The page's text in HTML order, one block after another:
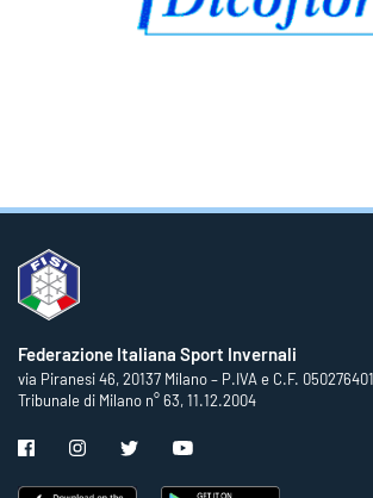
Federazione Italiana Sport Invernali
via Piranesi 46, 20137 Milano – P.IVA e C.F.
Tribunale di Milano n° 63, 11.12.2004